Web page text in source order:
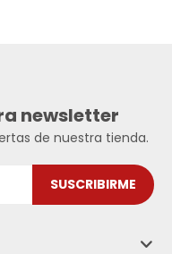
newsletter
de nuestra tienda.
SUSCRIBIRME